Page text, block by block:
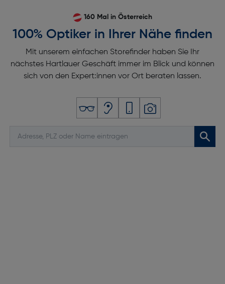
160 Mal in Österreich
100% Optiker in Ihrer Nähe finden
Mit unserem einfachen Storefinder haben Sie Ihr
nächstes Hartlauer Geschäft immer im Blick und können
sich von den Expert:innen vor Ort beraten lassen.